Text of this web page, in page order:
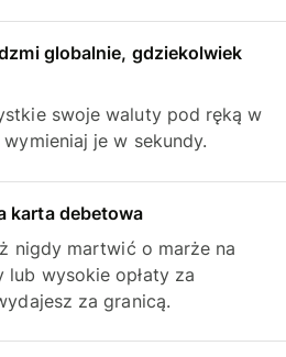
globalnie, gdziekolwiek
swoje waluty pod ręką w
je w sekundy.
karta debetowa
nigdy martwić o marże na
lub wysokie opłaty za
za granicą.